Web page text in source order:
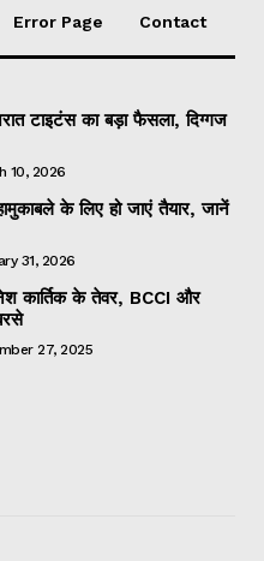
Error Page Contact
टाइटंस का बड़ा फैसला, दिग्गज
10, 2026
के लिए हो जाएं तैयार, जानें
31, 2026
कार्तिक के तेवर, BCCI और
27, 2025